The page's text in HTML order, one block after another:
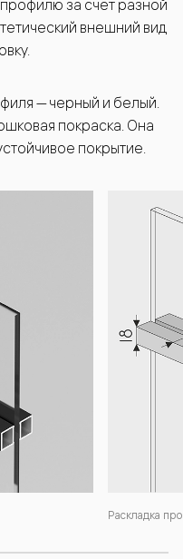
Раскладка
за счёт разной
внешний вид
— черный и белый.
покраска. Она
покрытие.